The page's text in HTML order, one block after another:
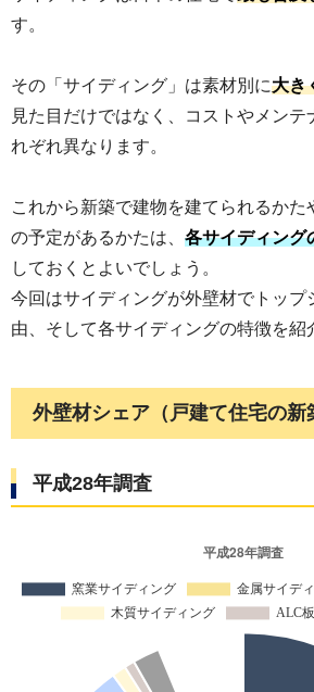
す。
その「サイディング」は素材別に大き
見た目だけではなく、コストやメンテ
れぞれ異なります。
これから新築で建物を建てられるかた
の予定があるかたは、 各サイディング
しておくとよいでしょう。
今回はサイディングが外壁材でトップ
由、そして各サイディングの特徴を紹
外壁材シェア（戸建て住宅の新
平成28年調査